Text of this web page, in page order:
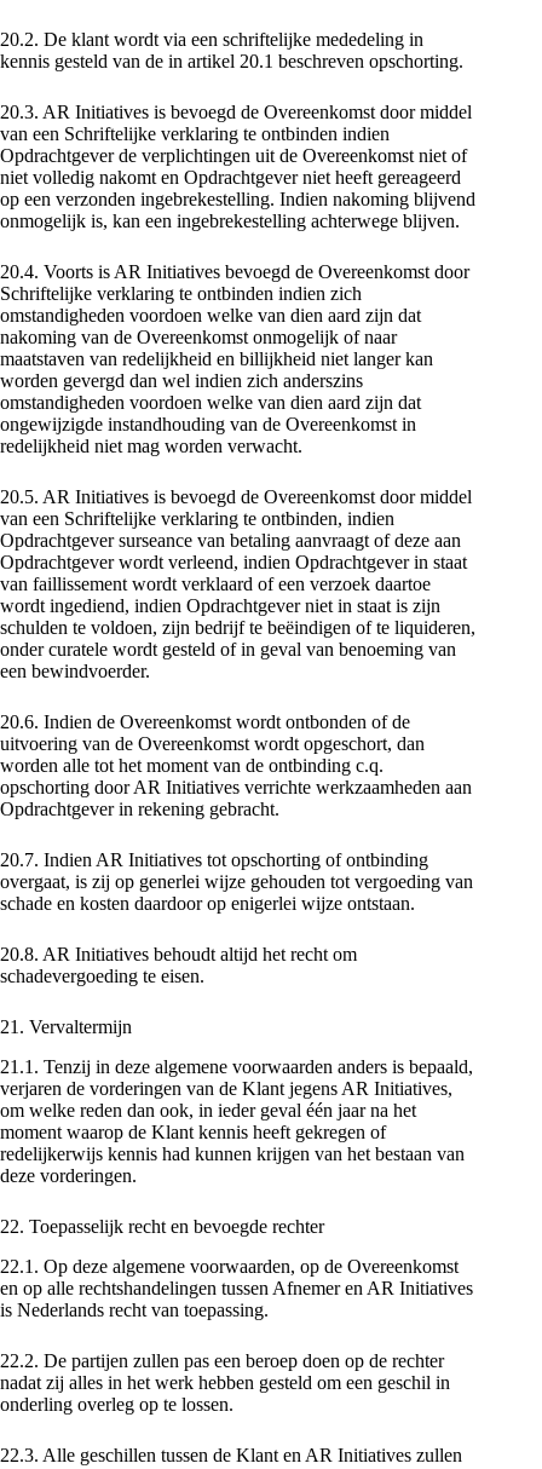
20.2. De klant wordt via een schriftelijke mededeling in
kennis gesteld van de in artikel 20.1 beschreven opschorting.
20.3. AR Initiatives is bevoegd de Overeenkomst door middel
van een Schriftelijke verklaring te ontbinden indien
Opdrachtgever de verplichtingen uit de Overeenkomst niet of
niet volledig nakomt en Opdrachtgever niet heeft gereageerd
op een verzonden ingebrekestelling. Indien nakoming blijvend
onmogelijk is, kan een ingebrekestelling achterwege blijven.
20.4. Voorts is AR Initiatives bevoegd de Overeenkomst door
Schriftelijke verklaring te ontbinden indien zich
omstandigheden voordoen welke van dien aard zijn dat
nakoming van de Overeenkomst onmogelijk of naar
maatstaven van redelijkheid en billijkheid niet langer kan
worden gevergd dan wel indien zich anderszins
omstandigheden voordoen welke van dien aard zijn dat
ongewijzigde instandhouding van de Overeenkomst in
redelijkheid niet mag worden verwacht.
20.5. AR Initiatives is bevoegd de Overeenkomst door middel
van een Schriftelijke verklaring te ontbinden, indien
Opdrachtgever surseance van betaling aanvraagt of deze aan
Opdrachtgever wordt verleend, indien Opdrachtgever in staat
van faillissement wordt verklaard of een verzoek daartoe
wordt ingediend, indien Opdrachtgever niet in staat is zijn
schulden te voldoen, zijn bedrijf te beëindigen of te liquideren,
onder curatele wordt gesteld of in geval van benoeming van
een bewindvoerder.
20.6. Indien de Overeenkomst wordt ontbonden of de
uitvoering van de Overeenkomst wordt opgeschort, dan
worden alle tot het moment van de ontbinding c.q.
opschorting door AR Initiatives verrichte werkzaamheden aan
Opdrachtgever in rekening gebracht.
20.7. Indien AR Initiatives tot opschorting of ontbinding
overgaat, is zij op generlei wijze gehouden tot vergoeding van
schade en kosten daardoor op enigerlei wijze ontstaan.
20.8. AR Initiatives behoudt altijd het recht om
schadevergoeding te eisen.
21. Vervaltermijn
21.1. Tenzij in deze algemene voorwaarden anders is bepaald,
verjaren de vorderingen van de Klant jegens AR Initiatives,
om welke reden dan ook, in ieder geval één jaar na het
moment waarop de Klant kennis heeft gekregen of
redelijkerwijs kennis had kunnen krijgen van het bestaan van
deze vorderingen.
22. Toepasselijk recht en bevoegde rechter
22.1. Op deze algemene voorwaarden, op de Overeenkomst
en op alle rechtshandelingen tussen Afnemer en AR Initiatives
is Nederlands recht van toepassing.
22.2. De partijen zullen pas een beroep doen op de rechter
nadat zij alles in het werk hebben gesteld om een geschil in
onderling overleg op te lossen.
22.3. Alle geschillen tussen de Klant en AR Initiatives zullen